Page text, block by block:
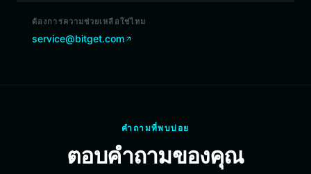
ต้องการความช่วยเหลือใช่ไหม
service@bitget.com
คำถามที่พบบ่อย
ตอบคำถามของคุณ